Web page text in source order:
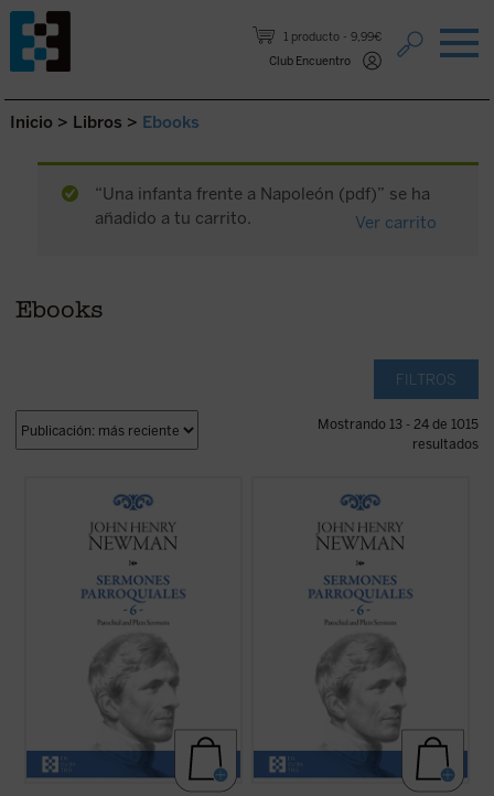
1 producto
9,99€
Club Encuentro
Saltar al contenido.
Inicio > Libros > Ebooks
“Una infanta frente a Napoleón (pdf)” se ha
añadido a tu carrito.
Ver carrito
Ebooks
FILTROS
Mostrando 13 - 24 de 1015
resultados
Los sermones de esta sexta entrega de los
Sermones Parroquialesfueron predicados
a lo largo de seis años, entre 1836 y el
decisivo 1841. La impresión es que
Newman seleccionó con mucho equilibrio
los veinticinco sermones de este volumen.
Los sermones de esta sexta entrega de los
Sermones Parroquialesfueron predicados
a lo largo de seis años, entre 1836 y el
decisivo 1841. La impresión es que
Newman seleccionó con mucho equilibrio
los veinticinco sermones de este volumen.